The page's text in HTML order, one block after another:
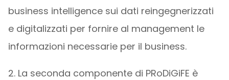
business intelligence sui dati reingegnerizzati
e digitalizzati per fornire al management le
informazioni necessarie per il business.
2. La seconda componente di PRoDiGiFE è